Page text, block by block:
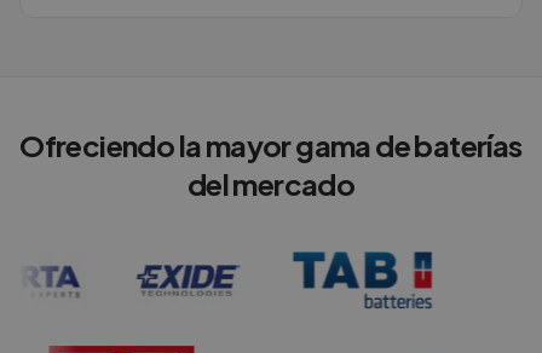
Ofreciendo la mayor gama de baterías
del mercado